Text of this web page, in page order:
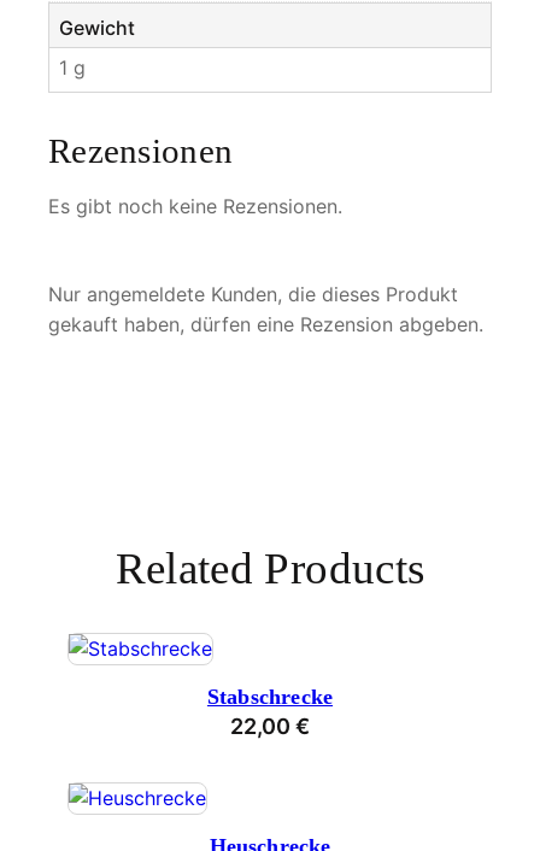
Gewicht
1 g
Rezensionen
Es gibt noch keine Rezensionen.
Nur angemeldete Kunden, die dieses Produkt
gekauft haben, dürfen eine Rezension abgeben.
Related Products
Stabschrecke
22,00 €